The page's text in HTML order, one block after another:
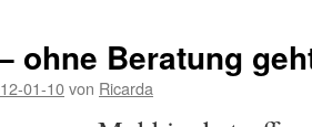
ohne Beratung
01-10von Ricarda